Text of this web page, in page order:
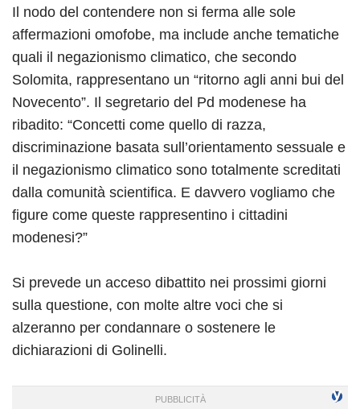
Il nodo del contendere non si ferma alle sole
affermazioni omofobe, ma include anche tematiche
quali il negazionismo climatico, che secondo
Solomita, rappresentano un “ritorno agli anni bui del
Novecento”. Il segretario del Pd modenese ha
ribadito: “Concetti come quello di razza,
discriminazione basata sull’orientamento sessuale e
il negazionismo climatico sono totalmente screditati
dalla comunità scientifica. E davvero vogliamo che
figure come queste rappresentino i cittadini
modenesi?”
Si prevede un acceso dibattito nei prossimi giorni
sulla questione, con molte altre voci che si
alzeranno per condannare o sostenere le
dichiarazioni di Golinelli.